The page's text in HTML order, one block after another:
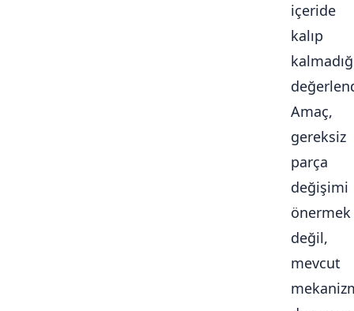
içeride
kalıp
Amaç,
gereksiz
parça
değişimi
önermek
değil,
mevcut